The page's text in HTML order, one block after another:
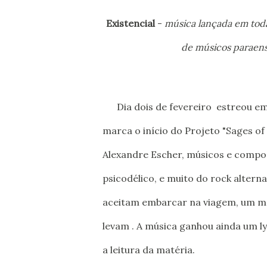
Existencial - música lançada em
de músicos
Dia dois de fevereiro estreou
marca o início do Projeto "Sages
Alexandre Escher, músicos e
psicodélico, e muito do rock
aceitam embarcar na viagem, um
levam . A música ganhou ainda um
a leitura da matéria.